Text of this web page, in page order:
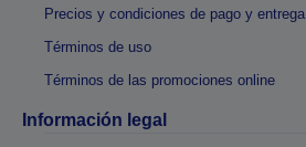
Precios y condiciones de pago y entrega
Términos de uso
Términos de las promociones online
Información legal